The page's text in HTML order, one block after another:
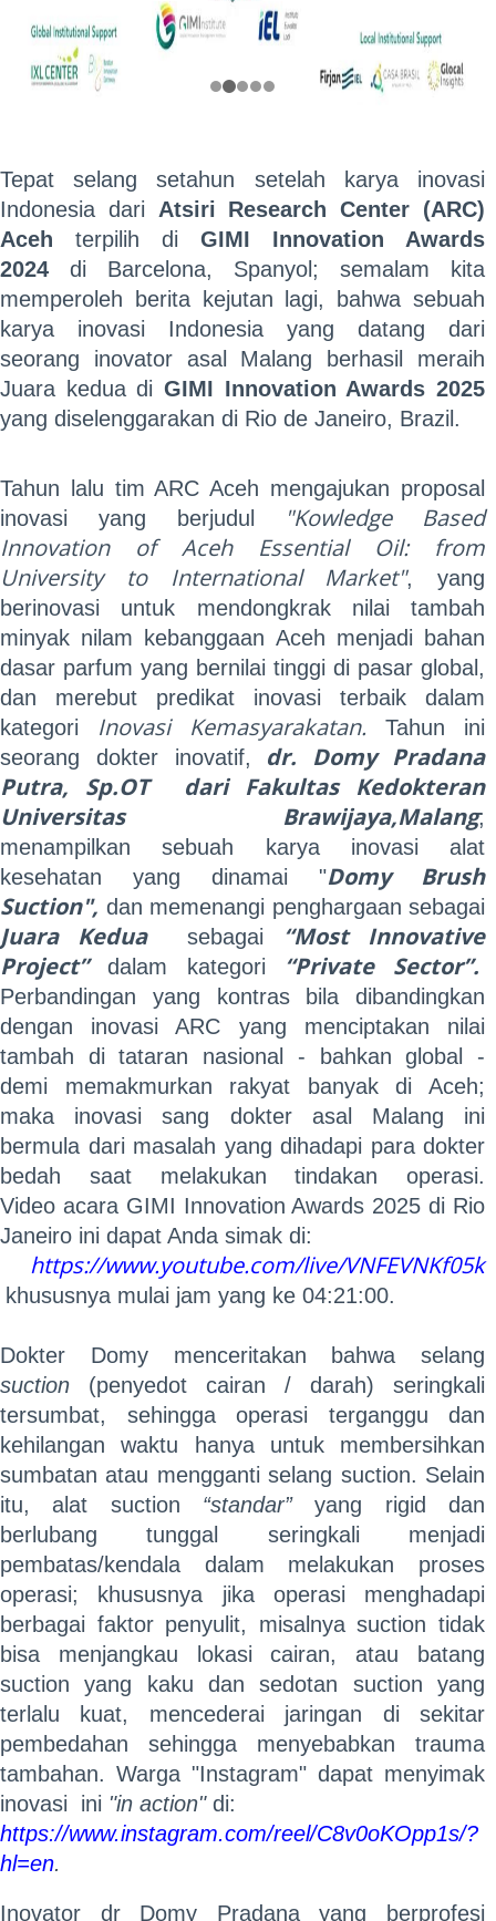
Tepat selang setahun setelah karya inovasi
Indonesia dari Atsiri Research Center (ARC)
Aceh terpilih di GIMI Innovation Awards
2024 di Barcelona, Spanyol; semalam kita
memperoleh berita kejutan lagi, bahwa sebuah
karya inovasi Indonesia yang datang dari
seorang inovator asal Malang berhasil meraih
Juara kedua di GIMI Innovation Awards 2025
yang diselenggarakan di Rio de Janeiro, Brazil.
Tahun lalu tim ARC Aceh mengajukan proposal
inovasi yang berjudul
"Kowledge Based
Innovation of Aceh Essential Oil: from
University to International Market", yang
berinovasi untuk mendongkrak nilai tambah
minyak nilam kebanggaan Aceh menjadi bahan
dasar parfum yang bernilai tinggi di pasar global,
dan merebut predikat inovasi terbaik dalam
kategori Inovasi Kemasyarakatan. Tahun ini
seorang dokter inovatif,
dr. Domy Pradana
Putra, Sp.OT dari Fakultas Kedokteran
Universitas Brawijaya,Malang;
menampilkan sebuah karya inovasi alat
kesehatan yang dinamai "Domy Brush
Suction", dan memenangi penghargaan sebagai
Juara Kedua sebagai “Most Innovative
Project”
dalam kategori “Private Sector”.
Perbandingan yang kontras
bila dibandingkan
dengan inovasi ARC yang menciptakan nilai
tambah di tataran nasional - bahkan global -
demi memakmurkan rakyat banyak di Aceh;
maka inovasi sang dokter asal Malang ini
bermula dari masalah yang dihadapi para dokter
bedah saat melakukan tindakan operasi.
Video acara GIMI Innovation Awards 2025 di Rio
Janeiro ini dapat Anda simak di:
​​​​​​https://www.youtube.com/live/VNFEVNKf05k
khususnya mulai jam yang ke 04:21:00.
Dokter Domy menceritakan bahwa selang
suction (penyedot cairan / darah) seringkali
tersumbat, sehingga operasi terganggu dan
kehilangan waktu hanya untuk membersihkan
sumbatan atau mengganti selang suction. Selain
itu, alat suction “standar”yang rigid dan
berlubang tunggal seringkali menjadi
pembatas/kendala dalam melakukan proses
operasi; khususnya jika operasi menghadapi
berbagai faktor penyulit, misalnya suction tidak
bisa menjangkau lokasi cairan, atau batang
suction yang kaku dan sedotan suction yang
terlalu kuat, mencederai jaringan di sekitar
pembedahan sehingga menyebabkan trauma
tambahan. Warga "Instagram" dapat menyimak
inovasi ini "in action" di:
https://www.instagram.com/reel/C8v0oKOpp1s/?
hl=en.
Inovator dr Domy Pradana yang berprofesi